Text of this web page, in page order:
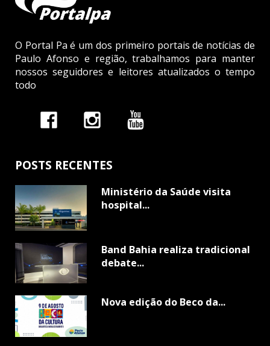
O Portal Pa é um dos primeiro portais de notícias de
Paulo Afonso e região, trabalhamos para manter
nossos seguidores e leitores atualizados o tempo
todo
POSTS RECENTES
Ministério da Saúde visita
hospital...
Band Bahia realiza tradicional
debate...
Nova edição do Beco da...